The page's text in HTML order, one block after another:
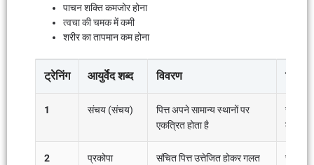
पाचन शक्ति कमजोर होना
त्वचा की चमक में कमी
शरीर का तापमान कम होना
ट्रेनिंग आयुर्वेद शब्द विवरण पित्त
1 संचय (संचय)
पित्त अपने सामान्य स्थानों पर
एकत्रित होता है
जलन
कारकों
2
प्रकोपा
संचित पित्त उत्तेजित होकर गलत
जलन,